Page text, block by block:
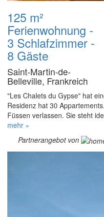
125 m²
Ferienwohnung -
3 Schlafzimmer -
8 Gäste
Saint-Martin-de-
Belleville, Frankreich
"Les Chalets du Gypse" hat
Residenz hat 30
Füssen verlassen. Sie steht
mehr »
Partnerangebot von